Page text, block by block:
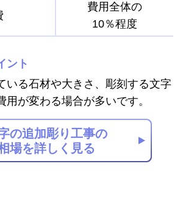
費用全体の
10％程度
ント
いる石材や大きさ、彫刻する文字
用が変わる場合が多いです。
の追加彫り工事の
場を詳しく見る